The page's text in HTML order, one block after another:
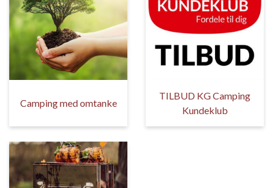
Camping med omtanke
TILBUD KG Camping
Kundeklub